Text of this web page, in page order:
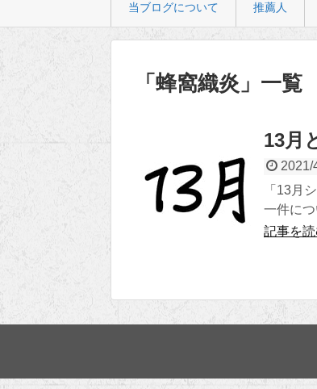
当ブログについて 推薦人
「 蜂窩織炎 」 一覧
13月
2021/
「13月
一件につ
記事を読